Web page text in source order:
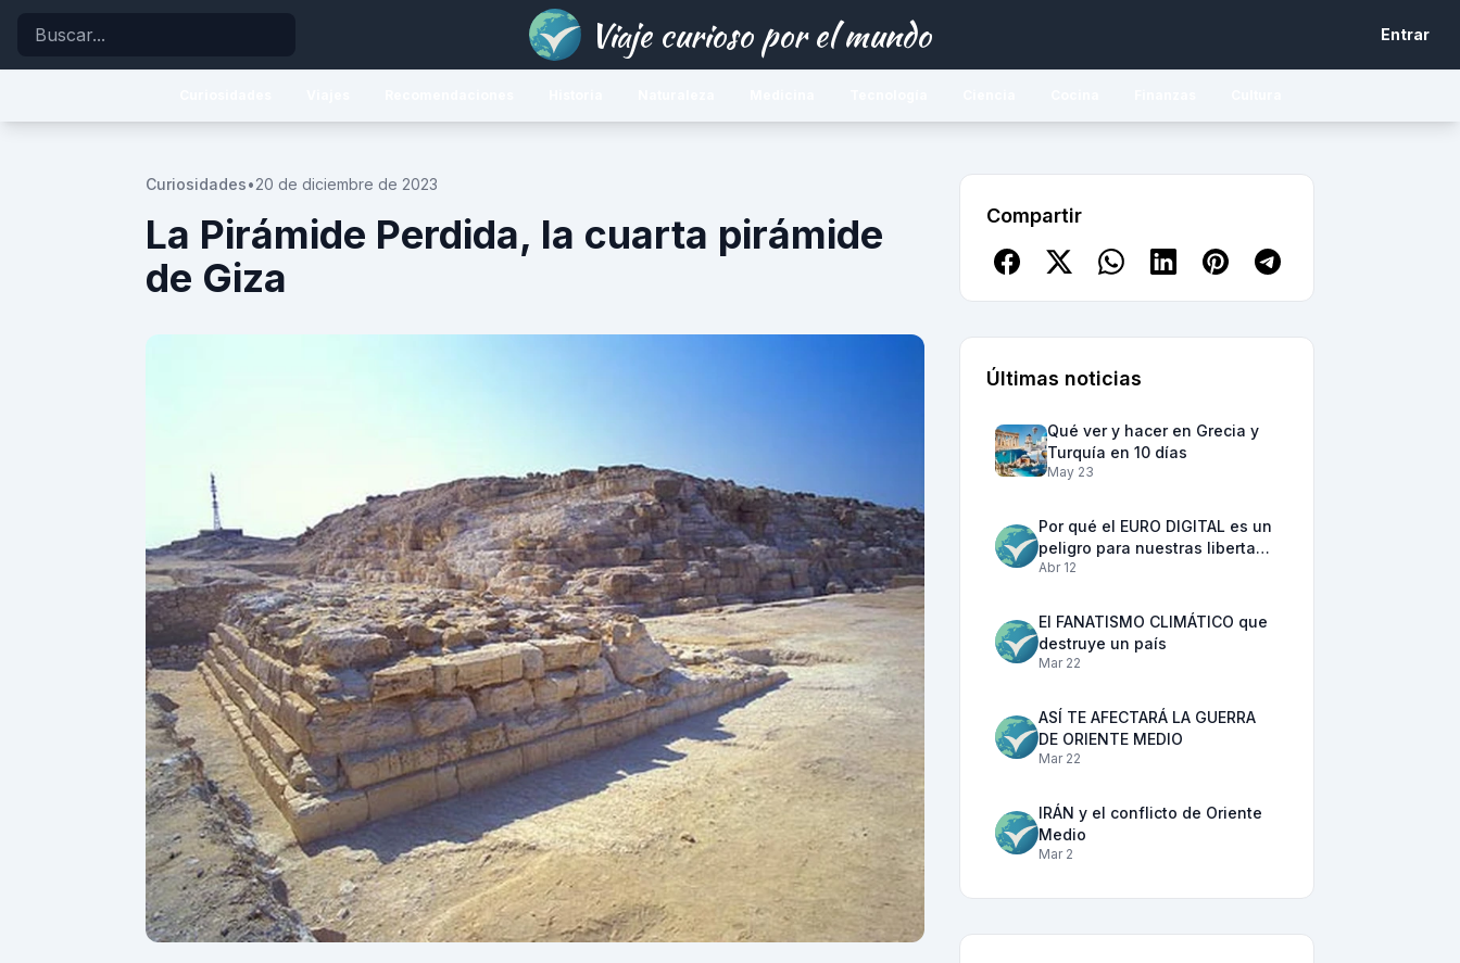
Buscar Viaje curioso por el mundo Entrar
Curiosidades•20 de diciembre de 2023
La Pirámide Perdida, la cuarta pirámide
de Giza
Compartir
Últimas noticias
Qué ver y hacer en Grecia y
Turquía en 10 días
May 23
Por qué el EURO DIGITAL es un
peligro para nuestras liberta…
Abr 12
El FANATISMO CLIMÁTICO que
destruye un país
Mar 22
ASÍ TE AFECTARÁ LA GUERRA
DE ORIENTE MEDIO
Mar 22
IRÁN y el conflicto de Oriente
Medio
Mar 2